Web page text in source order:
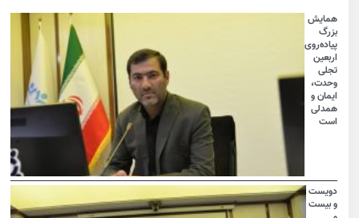
همایش
بزرگ
پیاده‌روی
اربعین
تجلی
وحدت،
ایمان و
همدلی
است
دویست
و بیست